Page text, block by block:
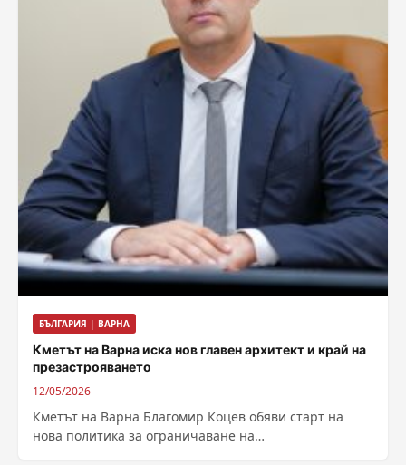
БЪЛГАРИЯ | ВАРНА
Кметът на Варна иска нов главен архитект и край на
презастрояването
12/05/2026
Кметът на Варна Благомир Коцев обяви старт на
нова политика за ограничаване на